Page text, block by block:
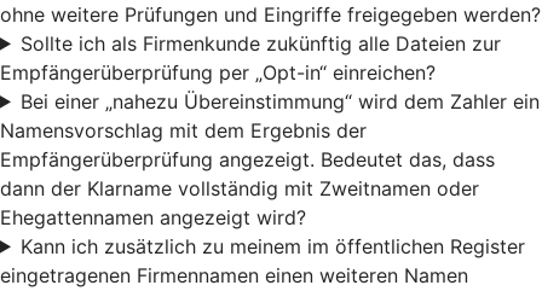
ohne weitere Prüfungen und Eingriffe freigegeben werden?
Sollte ich als Firmenkunde zukünftig alle Dateien zur
Empfängerüberprüfung per „Opt-in“ einreichen?
Bei einer „nahezu Übereinstimmung“ wird dem Zahler ein
Namensvorschlag mit dem Ergebnis der
Empfängerüberprüfung angezeigt. Bedeutet das, dass
dann der Klarname vollständig mit Zweitnamen oder
Ehegattennamen angezeigt wird?
Kann ich zusätzlich zu meinem im öffentlichen Register
eingetragenen Firmennamen einen weiteren Namen